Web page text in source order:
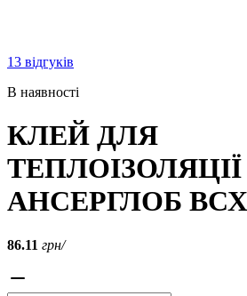
13 відгуків
В наявності
КЛЕЙ ДЛЯ
ТЕПЛОІЗОЛЯЦІЇ
АНСЕРГЛОБ ВСХ
86.11 грн/